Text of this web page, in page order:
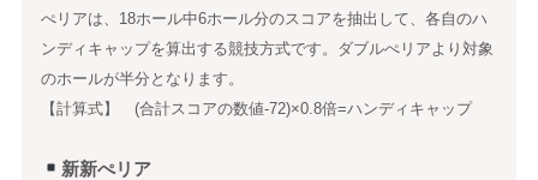
ぺリアは、18ホール中6ホール分のスコアを抽出して、各自のハ
ンディキャップを算出する競技方式です。ダブルぺリアより対象
のホールが半分となります。
【計算式】 (合計スコアの数値-72)×0.8倍=ハンディキャップ
新新ぺリア